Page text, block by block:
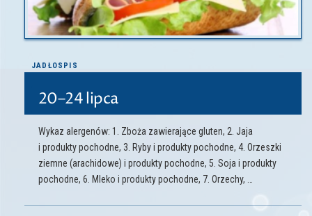
JADŁOSPIS
20–24 lipca
Wykaz alergenów: 1. Zboża zawierające gluten, 2. Jaja
i produkty pochodne, 3. Ryby i produkty pochodne, 4. Orzeszki
ziemne (arachidowe) i produkty pochodne, 5. Soja i produkty
pochodne, 6. Mleko i produkty pochodne, 7. Orzechy, …